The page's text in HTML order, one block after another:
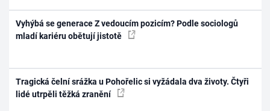
Vyhýbá se generace Z vedoucím pozicím? Podle sociologů
mladí kariéru obětují jistotě
Tragická čelní srážka u Pohořelic si vyžádala dva životy. Čtyři
lidé utrpěli těžká zranění